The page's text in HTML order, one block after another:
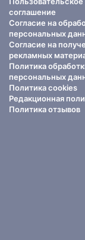
соглашение
Согласие на
персональных
Согласие на
рекламных
Политика
персональных
Политика cookies
Редакционная
Политика отзывов